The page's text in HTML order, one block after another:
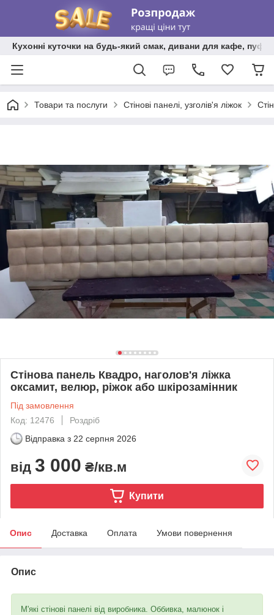
Кухонні куточки на будь-який смак, дивани для кафе,
Товари та послуги Стінові панелі, узголів'я ліжок
Стінова панель Квадро, наголов'я ліжка
оксамит, велюр, ріжок або шкірозамінник
Під замовлення
Код: 12476
Роздріб
Відправка з 22 серпня 2026
від 3 000 ₴/кв.м
Купити
Опис Доставка Оплата Умови повернення
Опис
М'які стінові панелі від виробника. Оббивка, малюнок і